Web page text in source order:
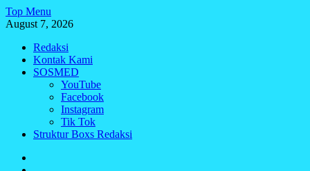
Skip
to
Top Menu
August 7, 2026
Redaksi
Kontak Kami
SOSMED
YouTube
Facebook
Instagram
Tik Tok
Struktur Boxs Redaksi